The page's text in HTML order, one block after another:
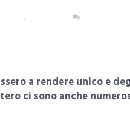
,
a rendere unico e
ci sono anche